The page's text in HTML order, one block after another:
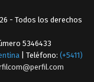
- Todos los derechos
5346433
| Teléfono: (+5411)